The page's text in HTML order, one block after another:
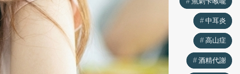
中耳炎
高山症
酒精代謝
中耳炎
高山症
酒精代謝